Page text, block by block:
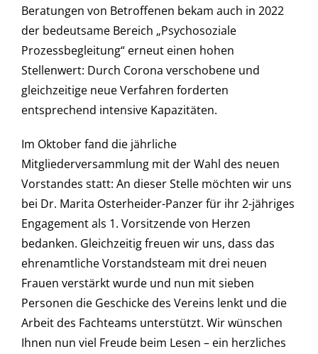
Beratungen von Betroffenen bekam auch in 2022
der bedeutsame Bereich „Psychosoziale
Prozessbegleitung“ erneut einen hohen
Stellenwert: Durch Corona verschobene und
gleichzeitige neue Verfahren forderten
entsprechend intensive Kapazitäten.
Im Oktober fand die jährliche
Mitgliederversammlung mit der Wahl des neuen
Vorstandes statt: An dieser Stelle möchten wir uns
bei Dr. Marita Osterheider-Panzer für ihr 2-jähriges
Engagement als 1. Vorsitzende von Herzen
bedanken. Gleichzeitig freuen wir uns, dass das
ehrenamtliche Vorstandsteam mit drei neuen
Frauen verstärkt wurde und nun mit sieben
Personen die Geschicke des Vereins lenkt und die
Arbeit des Fachteams unterstützt. Wir wünschen
Ihnen nun viel Freude beim Lesen – ein herzliches